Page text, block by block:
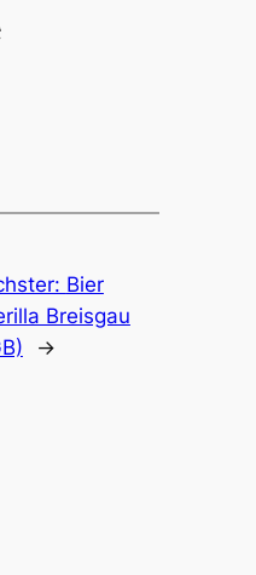
Bier
Breisgau
→